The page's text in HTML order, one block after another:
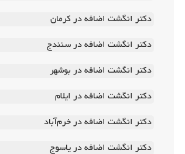
دکتر انگشت اضافه در کرمان
دکتر انگشت اضافه در سنندج
دکتر انگشت اضافه در بوشهر
دکتر انگشت اضافه در ایلام
دکتر انگشت اضافه در خرم‌آباد
دکتر انگشت اضافه در یاسوج